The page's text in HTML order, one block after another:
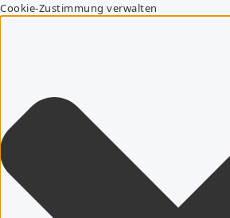
Cookie-Zustimmung verwalten